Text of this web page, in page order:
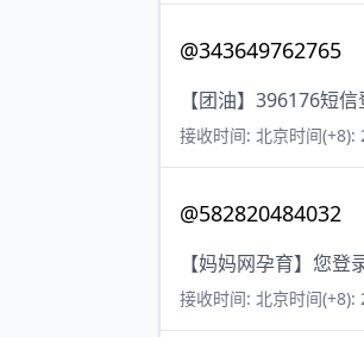
@343649762765
【团油】396176短
接收时间: 北京时间
@582820484032
【妈妈网孕育】您
接收时间: 北京时间